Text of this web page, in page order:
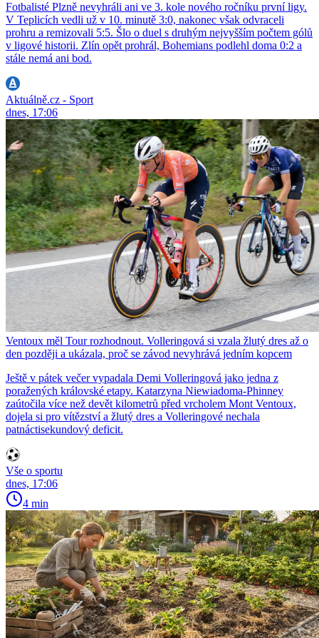
Fotbalisté Plzně nevyhráli ani ve 3. kole nového ročníku první ligy.
V Teplicích vedli už v 10. minutě 3:0, nakonec však odvraceli
prohru a remizovali 5:5. Šlo o duel s druhým nejvyšším počtem gólů
v ligové historii. Zlín opět prohrál, Bohemians podlehl doma 0:2 a
stále nemá ani bod.
Aktuálně.cz - Sport
dnes, 17:06
Ventoux měl Tour rozhodnout. Volleringová si vzala žlutý dres až o
den později a ukázala, proč se závod nevyhrává jedním kopcem
Ještě v pátek večer vypadala Demi Volleringová jako jedna z
poražených královské etapy. Katarzyna Niewiadoma-Phinney
zaútočila více než devět kilometrů před vrcholem Mont Ventoux,
dojela si pro vítězství a žlutý dres a Volleringové nechala
patnáctisekundový deficit.
Vše o sportu
dnes, 17:06
4 min